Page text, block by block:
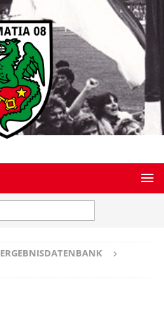
ERGEBNISDATENBANK